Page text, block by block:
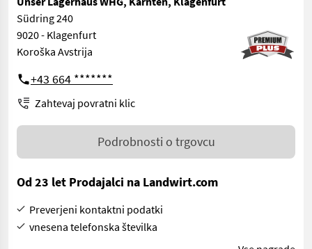
Südring 240
9020 - Klagenfurt
Koroška Avstrija
+43 664 *******
Zahtevaj povratni klic
Podrobnosti o trgovcu
Od 23 let Prodajalci na Landwirt.com
Preverjeni kontaktni podatki
vnesena telefonska številka